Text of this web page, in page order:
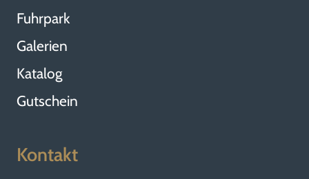
Fuhrpark
Galerien
Katalog
Gutschein
Kontakt